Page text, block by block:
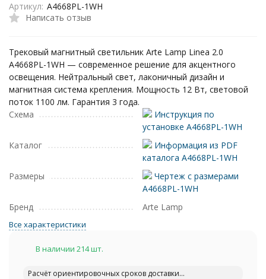
Написать отзыв
Артикул: A4668PL-1WH
Трековый магнитный светильник Arte Lamp Linea 2.0
A4668PL-1WH — современное решение для акцентного
освещения. Нейтральный свет, лаконичный дизайн и
магнитная система крепления. Мощность 12 Вт, световой
поток 1100 лм. Гарантия 3 года.
Схема
Инструкция по
установке A4668PL-1WH
Каталог
Информация из PDF
каталога A4668PL-1WH
Размеры
Чертеж с размерами
A4668PL-1WH
Бренд
Arte Lamp
Все характеристики
В наличии 214 шт.
Расчёт ориентировочных сроков доставки...